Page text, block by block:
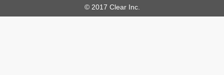
© 2017 Clear Inc.